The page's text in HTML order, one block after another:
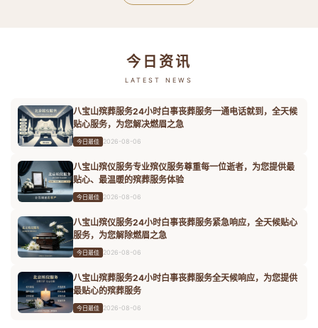
今日资讯
LATEST NEWS
八宝山殡葬服务24小时白事丧葬服务一通电话就到，全天候
贴心服务，为您解决燃眉之急
今日最佳 2026-08-06
八宝山殡仪服务专业殡仪服务尊重每一位逝者，为您提供最
贴心、最温暖的殡葬服务体验
今日最佳 2026-08-06
八宝山殡仪服务24小时白事丧葬服务紧急响应，全天候贴心
服务，为您解除燃眉之急
今日最佳 2026-08-06
八宝山殡葬服务24小时白事丧葬服务全天候响应，为您提供
最贴心的殡葬服务
今日最佳 2026-08-06